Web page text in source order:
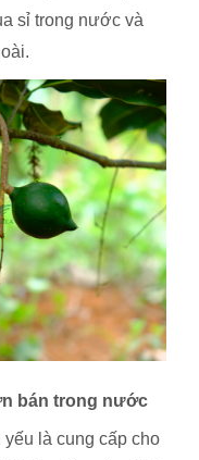
sỉ trong nước và
bán trong nước
là cung cấp cho